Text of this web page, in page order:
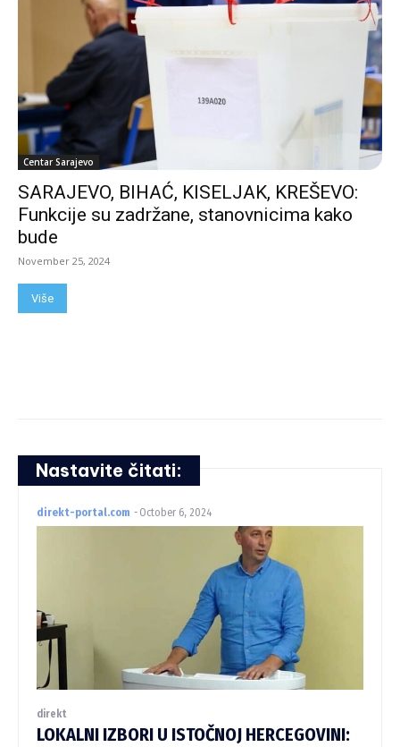
Centar Sarajevo
SARAJEVO, BIHAĆ, KISELJAK, KREŠEVO:
Funkcije su zadržane, stanovnicima kako
bude
November 25, 2024
Više
Nastavite čitati:
direkt-portal.com - October 6, 2024
direkt
LOKALNI IZBORI U ISTOČNOJ HERCEGOVINI: